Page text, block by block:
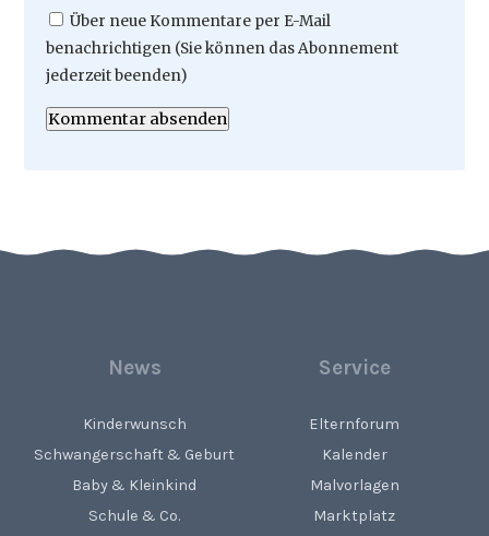
Über neue Kommentare per E-Mail
benachrichtigen (Sie können das Abonnement
jederzeit beenden)
Kommentar absenden
News
Kinderwunsch
Schwangerschaft & Geburt
Baby & Kleinkind
Schule & Co.
Service
Elternforum
Kalender
Malvorlagen
Marktplatz